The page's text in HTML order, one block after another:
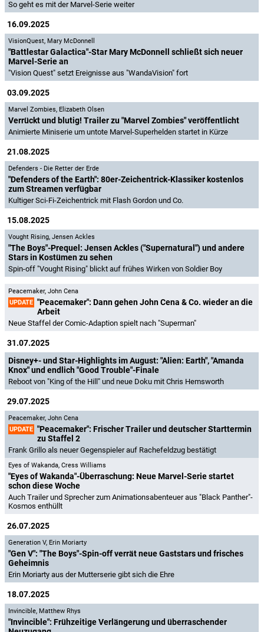
So geht es mit der Marvel-Serie weiter
16.09.2025
VisionQuest, Mary McDonnell
"Battlestar Galactica"-Star Mary McDonnell schließt sich neuer
Marvel-Serie an
"Vision Quest" setzt Ereignisse aus "WandaVision" fort
03.09.2025
Marvel Zombies, Elizabeth Olsen
Verrückt und blutig! Trailer zu "Marvel Zombies" veröffentlicht
Animierte Miniserie um untote Marvel-Superhelden startet in Kürze
21.08.2025
Defenders - Die Retter der Erde
"Defenders of the Earth": 80er-Zeichentrick-Klassiker kostenlos
zum Streamen verfügbar
Kultiger Sci-Fi-Zeichentrick mit Flash Gordon und Co.
15.08.2025
Vought Rising, Jensen Ackles
"The Boys"-Prequel: Jensen Ackles ("Supernatural") und andere
Stars in Kostümen zu sehen
Spin-off "Vought Rising" blickt auf frühes Wirken von Soldier Boy
Peacemaker, John Cena
UPDATE "Peacemaker": Dann gehen John Cena & Co. wieder an die
Arbeit
Neue Staffel der Comic-Adaption spielt nach "Superman"
31.07.2025
Disney+- und Star-Highlights im August: "Alien: Earth", "Amanda
Knox" und endlich "Good Trouble"-Finale
Reboot von "King of the Hill" und neue Doku mit Chris Hemsworth
29.07.2025
Peacemaker, John Cena
UPDATE "Peacemaker": Frischer Trailer und deutscher Starttermin
zu Staffel 2
Frank Grillo als neuer Gegenspieler auf Rachefeldzug bestätigt
Eyes of Wakanda, Cress Williams
"Eyes of Wakanda"-Überraschung: Neue Marvel-Serie startet
schon diese Woche
Auch Trailer und Sprecher zum Animationsabenteuer aus "Black Panther"-
Kosmos enthüllt
26.07.2025
Generation V, Erin Moriarty
"Gen V": "The Boys"-Spin-off verrät neue Gaststars und frisches
Geheimnis
Erin Moriarty aus der Mutterserie gibt sich die Ehre
18.07.2025
Invincible, Matthew Rhys
"Invincible": Frühzeitige Verlängerung und überraschender